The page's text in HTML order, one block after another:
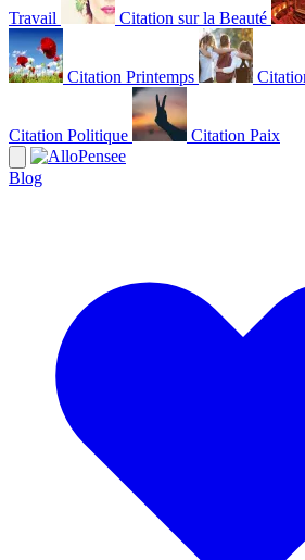
Travail Citation sur la Beauté
Citation Printemps
Citation Politique Citation Paix
Blog